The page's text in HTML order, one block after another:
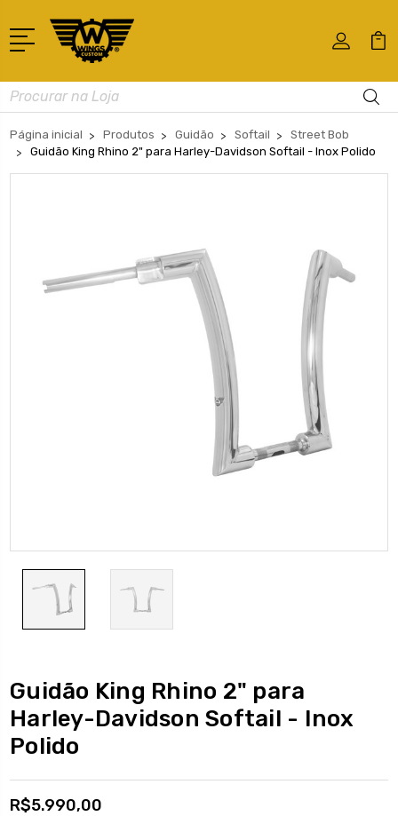
Busca
Página inicial Produtos Guidão Softail
Street Bob
Guidão King Rhino 2" para Harley-Davidson Softail - Inox Polido
Guidão King Rhino 2" para
Harley-Davidson Softail - Inox
Polido
R$5.990,00